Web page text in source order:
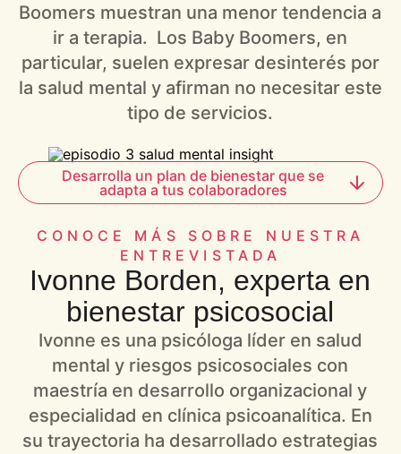
Boomers muestran una menor tendencia a
ir a terapia. Los Baby Boomers, en
particular, suelen expresar desinterés por
la salud mental y afirman no necesitar este
tipo de servicios.
Desarrolla un plan de bienestar que se
adapta a tus colaboradores
CONOCE MÁS SOBRE NUESTRA
ENTREVISTADA
Ivonne Borden, experta en
bienestar psicosocial
Ivonne es una psicóloga líder en salud
mental y riesgos psicosociales con
maestría en desarrollo organizacional y
especialidad en clínica psicoanalítica. En
su trayectoria ha desarrollado estrategias